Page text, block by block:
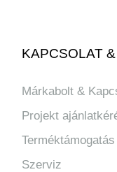
KAPCSOLAT
Márkabolt &
Projekt
Terméktámogatás
Szerviz